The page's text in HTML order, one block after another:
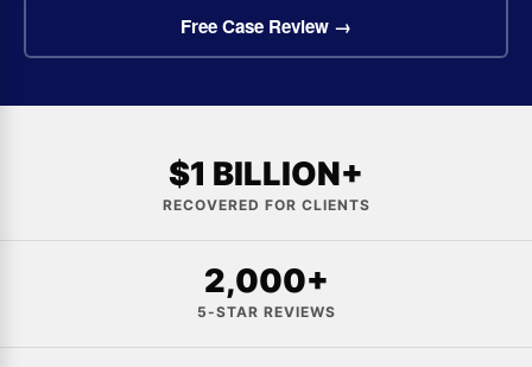
Free Case Review →
$1 BILLION+
RECOVERED FOR CLIENTS
2,000+
5-STAR REVIEWS